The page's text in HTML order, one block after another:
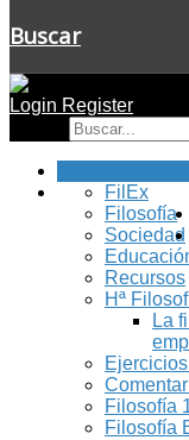
Buscar
Login Register
FilEx
Filosofía
Sociedad
Recursos
Hª
La
Filosofía
Filosofía